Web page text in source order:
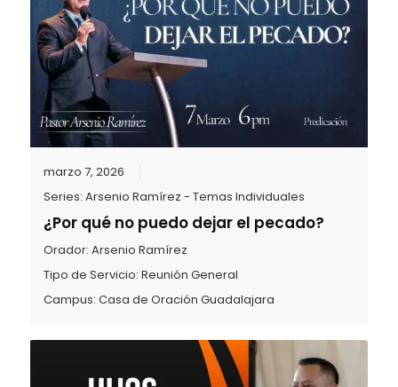
marzo 7, 2026
Series:Arsenio Ramírez - Temas Individuales
¿Por qué no puedo dejar el pecado?
Orador:Arsenio Ramírez
Tipo de Servicio:Reunión General
Campus:Casa de Oración Guadalajara